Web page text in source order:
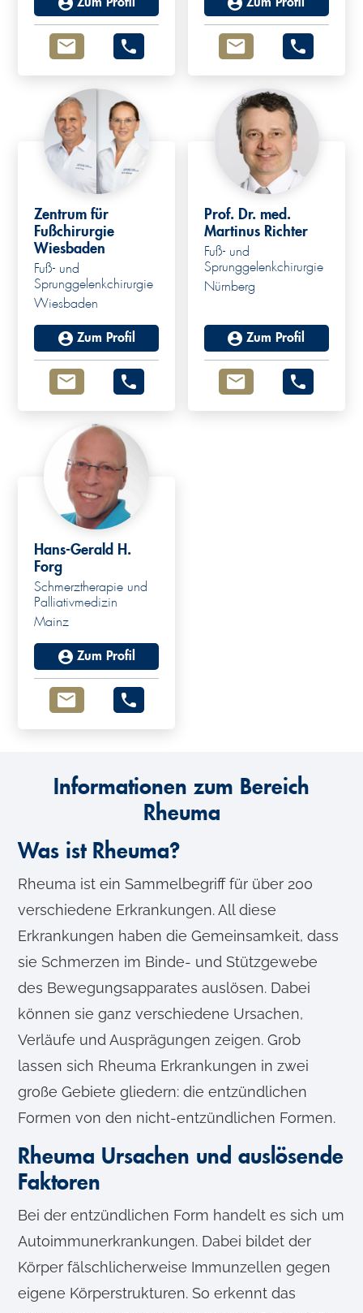
Zum Profil Zum Profil
Zentrum für
Fußchirurgie
Wiesbaden
Fuß- und
Sprunggelenkchirurgie
Wiesbaden
Zum Profil
Prof. Dr. med.
Martinus Richter
Fuß- und
Sprunggelenkchirurgie
Nürnberg
Zum Profil
Hans-Gerald H.
Forg
Schmerztherapie und
Palliativmedizin
Mainz
Zum Profil
Informationen zum Bereich
Rheuma
Was ist Rheuma?
Rheuma ist ein Sammelbegriff für über 200
verschiedene Erkrankungen. All diese
Erkrankungen haben die Gemeinsamkeit, dass
sie Schmerzen im Binde- und Stützgewebe
des Bewegungsapparates auslösen. Dabei
können sie ganz verschiedene Ursachen,
Verläufe und Ausprägungen zeigen. Grob
lassen sich Rheuma Erkrankungen in zwei
große Gebiete gliedern: die entzündlichen
Formen von den nicht-entzündlichen Formen.
Rheuma Ursachen und auslösende
Faktoren
Bei der entzündlichen Form handelt es sich um
Autoimmunerkrankungen. Dabei bildet der
Körper fälschlicherweise Immunzellen gegen
eigene Körperstrukturen. So erkennt das